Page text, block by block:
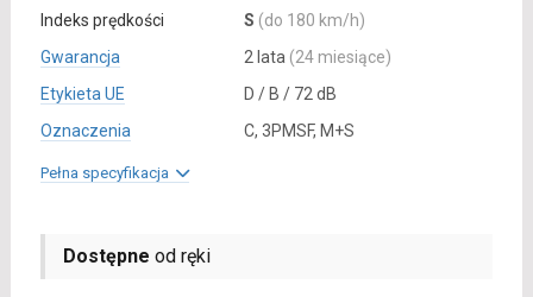
Indeks prędkości
S (do 180 km/h)
Gwarancja
2 lata (24 miesiące)
Etykieta UE
D / B / 72 dB
Oznaczenia
C, 3PMSF, M+S
Pełna specyfikacja
Dostępne od ręki